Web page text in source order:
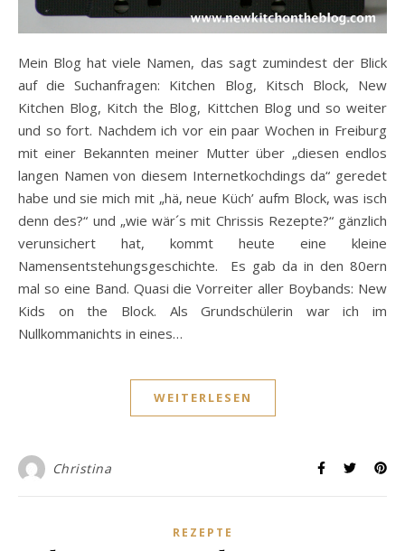
Mein Blog hat viele Namen, das sagt zumindest der Blick
auf die Suchanfragen: Kitchen Blog, Kitsch Block, New
Kitchen Blog, Kitch the Blog, Kittchen Blog und so weiter
und so fort. Nachdem ich vor ein paar Wochen in Freiburg
mit einer Bekannten meiner Mutter über „diesen endlos
langen Namen von diesem Internetkochdings da“ geredet
habe und sie mich mit „hä, neue Küch’ aufm Block, was isch
denn des?“ und „wie wär´s mit Chrissis Rezepte?“ gänzlich
verunsichert hat, kommt heute eine kleine
Namensentstehungsgeschichte. Es gab da in den 80ern
mal so eine Band. Quasi die Vorreiter aller Boybands: New
Kids on the Block. Als Grundschülerin war ich im
Nullkommanichts in eines…
WEITERLESEN
Christina
REZEPTE